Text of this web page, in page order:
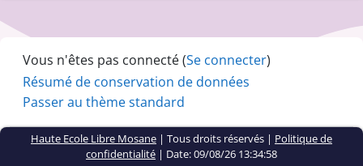
Vous n'êtes pas connecté (Se connecter)
Résumé de conservation de données
Passer au thème standard
Haute Ecole Libre Mosane | Tous droits réservés | Politique de
confidentialité | Date: 09/08/26 13:34:58